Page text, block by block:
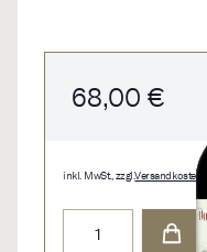
68,00 €
inkl. MwSt., zzgl.Versandkosten